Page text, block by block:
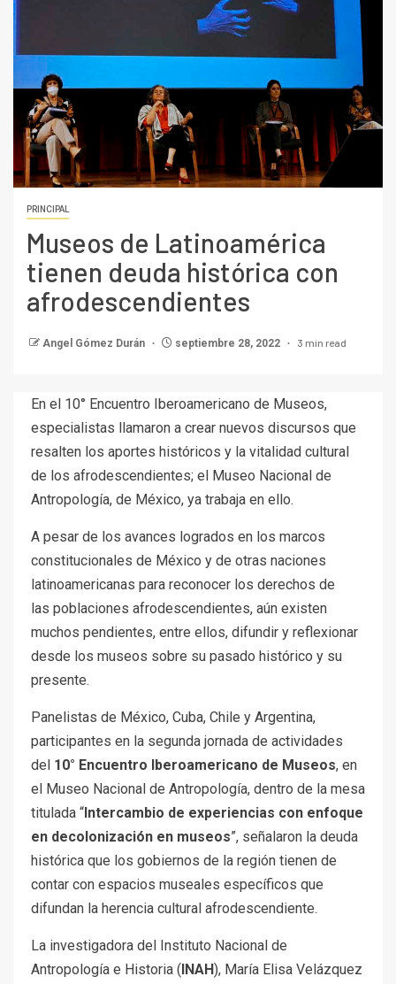
PRINCIPAL
Museos de Latinoamérica
tienen deuda histórica con
afrodescendientes
Angel Gómez Durán septiembre 28, 2022 3 min read
En el 10° Encuentro Iberoamericano de Museos,
especialistas llamaron a crear nuevos discursos que
resalten los aportes históricos y la vitalidad cultural
de los afrodescendientes; el Museo Nacional de
Antropología, de México, ya trabaja en ello.
A pesar de los avances logrados en los marcos
constitucionales de México y de otras naciones
latinoamericanas para reconocer los derechos de
las poblaciones afrodescendientes, aún existen
muchos pendientes, entre ellos, difundir y reflexionar
desde los museos sobre su pasado histórico y su
presente.
Panelistas de México, Cuba, Chile y Argentina,
participantes en la segunda jornada de actividades
del 10° Encuentro Iberoamericano de Museos, en
el Museo Nacional de Antropología, dentro de la mesa
titulada “ Intercambio de experiencias con enfoque
en decolonización en museos”, señalaron la deuda
histórica que los gobiernos de la región tienen de
contar con espacios museales específicos que
difundan la herencia cultural afrodescendiente.
La investigadora del Instituto Nacional de
Antropología e Historia ( INAH), María Elisa Velázquez